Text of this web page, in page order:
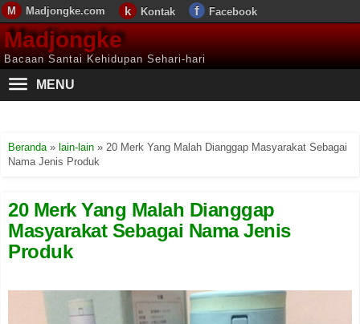
Madjongke.com Kontak Facebook
Madjongke
Bacaan Santai Kehidupan Sehari-hari
MENU
Beranda» lain-lain » 20 Merk Yang Malah Dianggap Masyarakat Sebagai
Nama Jenis Produk
20 Merk Yang Malah Dianggap
Masyarakat Sebagai Nama Jenis
Produk